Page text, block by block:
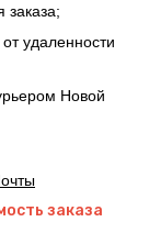
удаленности
Новой
заказа